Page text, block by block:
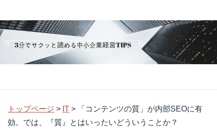
トップページ > IT >
「コンテンツの質」が内部SEOに有
効。では、『質』とはいったいどういうことか？